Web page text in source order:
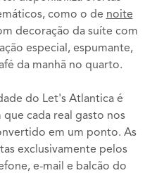
como o de noite
decoração da suíte com
especial, espumante,
da manhã no quarto.
do Let's Atlantica é
cada real gasto nos
em um ponto. As
exclusivamente pelos
e-mail e balcão do